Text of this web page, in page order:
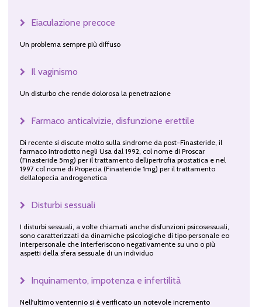
Eiaculazione precoce
Un problema sempre più diffuso
Il vaginismo
Un disturbo che rende dolorosa la penetrazione
Farmaco anticalvizie, disfunzione erettile
Di recente si discute molto sulla sindrome da post-Finasteride, il
farmaco introdotto negli Usa dal 1992, col nome di Proscar
(Finasteride 5mg) per il trattamento dellipertrofia prostatica e nel
1997 col nome di Propecia (Finasteride 1mg) per il trattamento
dellalopecia androgenetica
Disturbi sessuali
I disturbi sessuali, a volte chiamati anche disfunzioni psicosessuali,
sono caratterizzati da dinamiche psicologiche di tipo personale eo
interpersonale che interferiscono negativamente su uno o più
aspetti della sfera sessuale di un individuo
Inquinamento, impotenza e infertilità
Nell'ultimo ventennio si è verificato un notevole incremento